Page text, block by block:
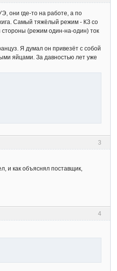
они где-то на работе, а по
Самый тяжёлый режим - КЗ со
стороны (режим один-на-один) ток
Я думал он привезёт с собой
яйцами. За давностью лет уже
3
и как объяснял поставщик,
4